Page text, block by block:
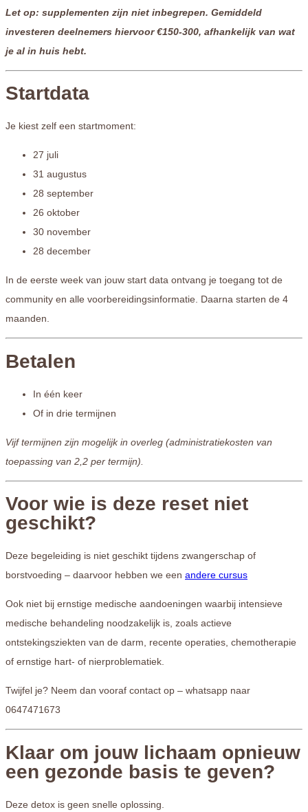
Let op: supplementen zijn niet inbegrepen. Gemiddeld
investeren deelnemers hiervoor €150-300, afhankelijk van wat
je al in huis hebt.
Startdata
Je kiest zelf een startmoment:
27 juli
31 augustus
28 september
26 oktober
30 november
28 december
In de eerste week van jouw start data ontvang je toegang tot de
community en alle voorbereidingsinformatie. Daarna starten de 4
maanden.
Betalen
In één keer
Of in drie termijnen
Vijf termijnen zijn mogelijk in overleg (administratiekosten van
toepassing van 2,2 per termijn).
Voor wie is deze reset niet
geschikt?
Deze begeleiding is niet geschikt tijdens zwangerschap of
borstvoeding – daarvoor hebben we een andere cursus
Ook niet bij ernstige medische aandoeningen waarbij intensieve
medische behandeling noodzakelijk is, zoals actieve
ontstekingsziekten van de darm, recente operaties, chemotherapie
of ernstige hart- of nierproblematiek.
Twijfel je? Neem dan vooraf contact op – whatsapp naar
0647471673
Klaar om jouw lichaam opnieuw
een gezonde basis te geven?
Deze detox is geen snelle oplossing.